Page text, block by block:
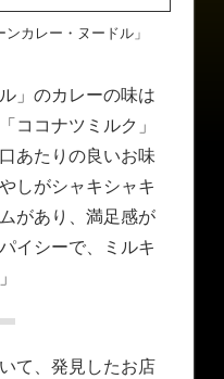
カレー・ヌードル」
」のカレーの味は
ココナツミルク」
あたりの良いお味
しがシャキシャキ
があり、満足感が
イシーで、ミルキ
て、発見したお店